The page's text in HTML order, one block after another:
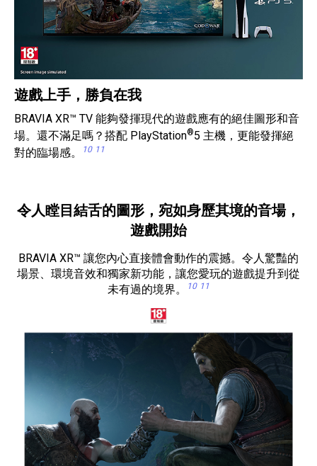
遊戲上手，勝負在我
BRAVIA XR™ TV 能夠發揮現代的遊戲應有的絕佳圖形和音
場。還不滿足嗎？搭配 PlayStation®5 主機，更能發揮絕
對的臨場感。
10 11
令人瞠目結舌的圖形，宛如身歷其境的音場，
遊戲開始
BRAVIA XR™ 讓您內心直接體會動作的震撼。令人驚豔的
場景、環境音效和獨家新功能，讓您愛玩的遊戲提升到從
未有過的境界。
10 11